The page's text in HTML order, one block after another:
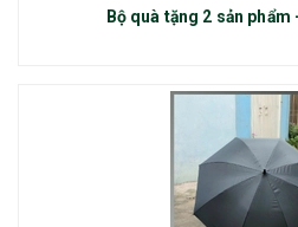
Bộ quà tặng 2 sản